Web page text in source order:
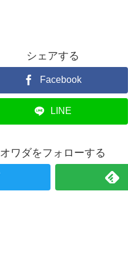
シェアする
Facebook
LINE
オワダをフォローする